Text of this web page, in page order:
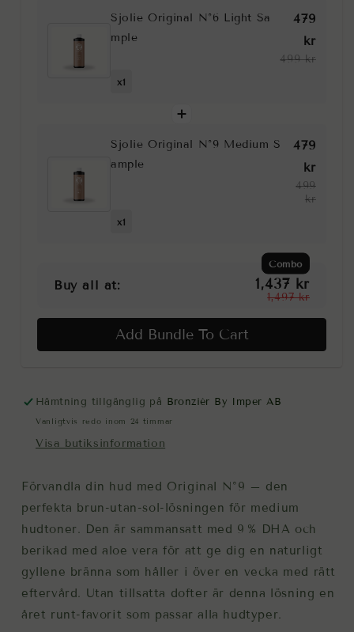
Sjolie Original N°6 Light Sa
mple
479
kr
499 kr
x1
Sjolie Original N°9 Medium S
ample
479
kr
499
kr
x1
Combo
Buy all at:
1,497 kr
1,437 kr
Add Bundle To Cart
Hämtning tillgänglig på Bronziér By Imper AB
Vanligtvis redo inom 24 timmar
Visa butiksinformation
Förvandla din hud med Original N°9 – den
perfekta brun-utan-sol-lösningen för medium
hudtoner. Den är sammansatt med 9 % DHA och
berikad med aloe vera för att ge dig en naturligt
gyllene bränna som håller i över en vecka med rätt
eftervård. Utan tillsatta dofter är denna lösning en
året runt-favorit som passar alla hudtyper.